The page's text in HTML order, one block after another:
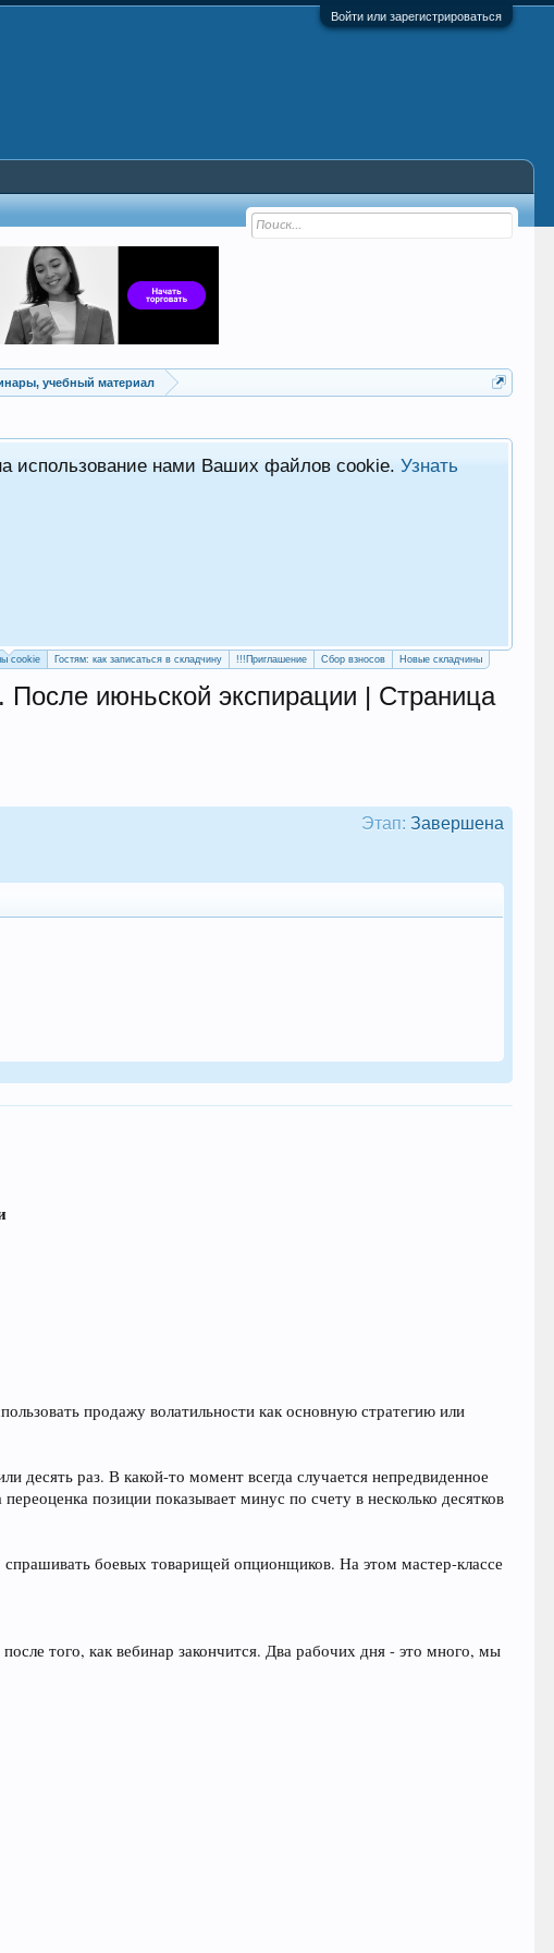
Войти или зарегистрироваться
учебный материал
использование нами Ваших файлов cookie.Узнать
cookie Гостям: как записаться в складчину !!!Приглашение Сбор взносов Новые складчины
июньской экспирации | Страница
Этап: Завершена
продажу волатильности как основную стратегию или
десять раз. В какой-то момент всегда случается непредвиденное
позиции показывает минус по счету в несколько десятков
боевых товарищей опционщиков. На этом мастер-классе
того, как вебинар закончится. Два рабочих дня - это много, мы